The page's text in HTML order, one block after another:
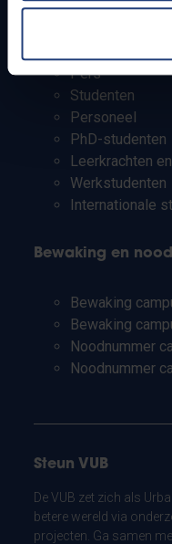
Pers
Studenten
Personeel
PhD-studenten
Leerkrachten
Werkstudenten
Internationale
Bewaking en
Bewaking
Bewaking
Noodnummer
Noodnummer
Steun VUB
De VUB zet zich als
betere wereld via
projecten. Ga samen